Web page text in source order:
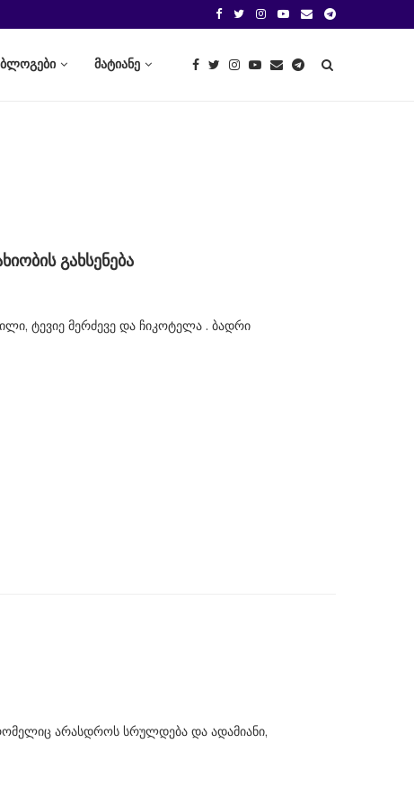
მატიანე
გახსენება
ტევიე მერძევე და ჩიკოტელა . ბადრი
არასდროს სრულდება და ადამიანი,